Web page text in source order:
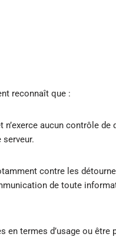
reconnaît que :
aucun contrôle
contre les
de toute
termes d’usage ou être